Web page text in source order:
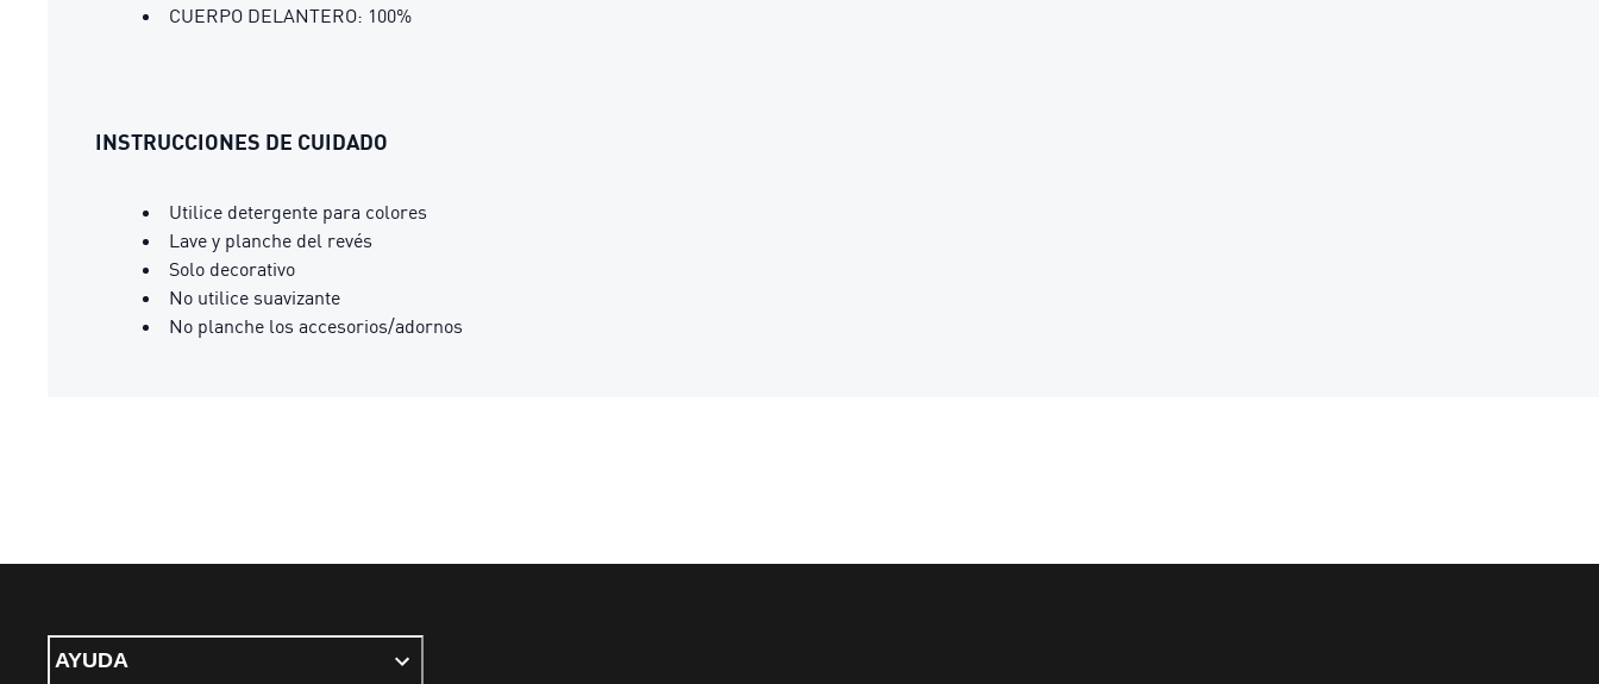
CUERPO DELANTERO: 100%
INSTRUCCIONES DE CUIDADO
Utilice detergente para colores
Lave y planche del revés
Solo decorativo
No utilice suavizante
No planche los accesorios/adornos
AYUDA